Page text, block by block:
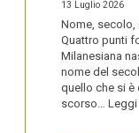
13 Luglio 2026
Nome, secolo,
Quattro punti
Milanesiana
nome del
quello che si è
scorso…